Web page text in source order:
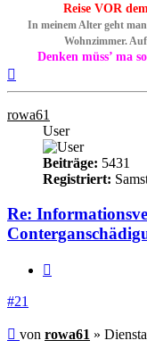
Reise VOR
In meinem Alter geht
Wohnzimmer.
Denken müss’ ma
rowa61
User
Beiträge: 5431
Registriert:
Re:
#21
Beitrag
von rowa61 »